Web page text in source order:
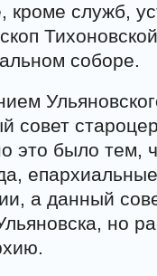
кроме служб,
соборе.
совет
это было тем,
а данный
но